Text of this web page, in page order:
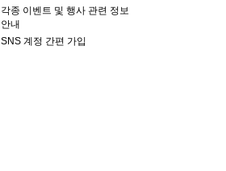
각종 이벤트 및 행사 관련 정보
안내
SNS 계정 간편 가입